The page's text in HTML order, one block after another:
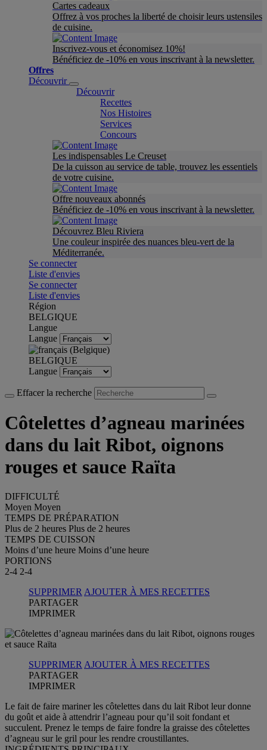
Cartes cadeaux
Offrez à vos proches la liberté de choisir leurs ustensiles
de cuisine.
Inscrivez-vous et économisez 10%!
Bénéficiez de -10% en vous inscrivant à la newsletter.
Offres
Découvrir
Découvrir
Recettes
Nos Histoires
Services
Concours
Les indispensables Le Creuset
De la cuisson au service de table, trouvez les essentiels
de votre cuisine.
Offre nouveaux abonnés
Bénéficiez de -10% en vous inscrivant à la newsletter.
Découvrez Bleu Riviera
Une couleur inspirée des nuances bleu-vert de la
Méditerranée.
Se connecter
Liste d'envies
Se connecter
Liste d'envies
Région
BELGIQUE
Langue
Langue
BELGIQUE
Langue
Effacer la recherche
Côtelettes d’agneau marinées
dans du lait Ribot, oignons
rouges et sauce Raïta
DIFFICULTÉ
Moyen Moyen
TEMPS DE PRÉPARATION
Plus de 2 heures Plus de 2 heures
TEMPS DE CUISSON
Moins d’une heure Moins d’une heure
PORTIONS
2-4 2-4
SUPPRIMER AJOUTER À MES RECETTES
PARTAGER
IMPRIMER
SUPPRIMER AJOUTER À MES RECETTES
PARTAGER
IMPRIMER
Le fait de faire mariner les côtelettes dans du lait Ribot leur donne
du goût et aide à attendrir l’agneau pour qu’il soit fondant et
succulent. Prenez le temps de faire fondre la graisse des côtelettes
d’agneau sur le gril pour les rendre croustillantes.